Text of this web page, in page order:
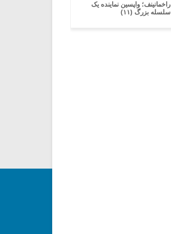
راخمانینف؛ واپسین نماینده یک
سلسله بزرگ (۱۱)